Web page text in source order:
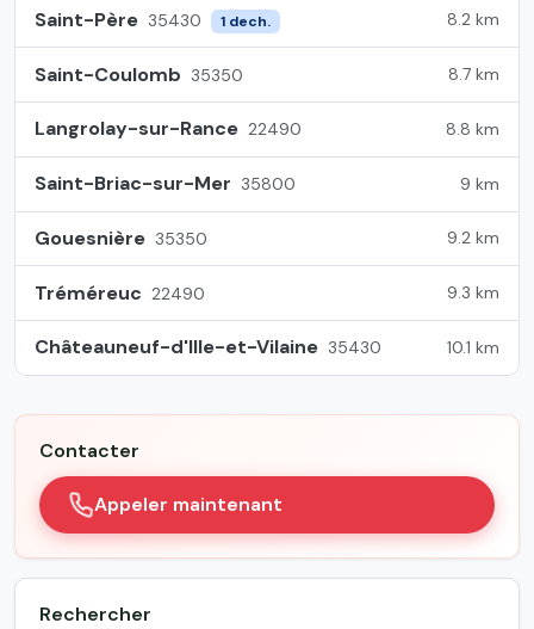
Saint-Père 35430 1 dech. 8.2 km
Saint-Coulomb 35350 8.7 km
Langrolay-sur-Rance 22490 8.8 km
Saint-Briac-sur-Mer 35800 9 km
Gouesnière 35350 9.2 km
Tréméreuc 22490 9.3 km
Châteauneuf-d'Ille-et-Vilaine 35430 10.1 km
Contacter
Appeler maintenant
Rechercher